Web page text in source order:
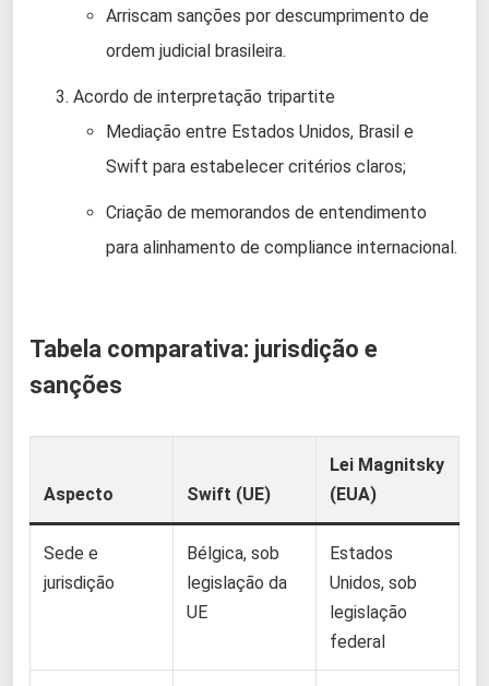
Arriscam sanções por descumprimento de
ordem judicial brasileira.
Acordo de interpretação tripartite
Mediação entre Estados Unidos, Brasil e
Swift para estabelecer critérios claros;
Criação de memorandos de entendimento
para alinhamento de compliance internacional.
Tabela comparativa: jurisdição e
sanções
Aspecto Swift (UE)
Lei Magnitsky
(EUA)
Sede e
jurisdição
Bélgica, sob
legislação da
UE
Estados
Unidos, sob
legislação
federal